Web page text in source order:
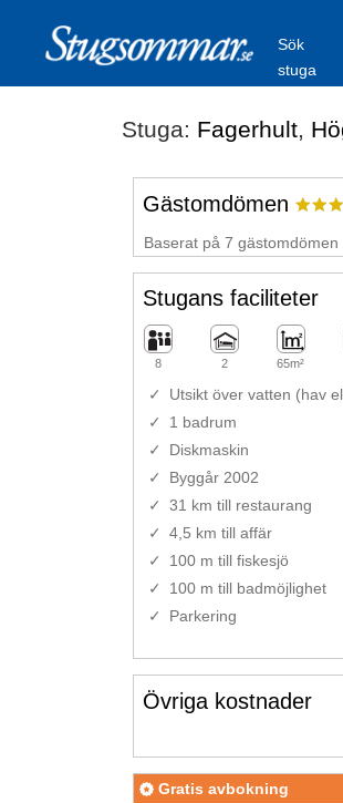
Sök
stuga
Stuga: Fagerhult,
Gästomdömen
Baserat på 7 gästomdömen
Stugans faciliteter
8 2 65m²
Utsikt över vatten (hav
1 badrum
Diskmaskin
Byggår 2002
31 km till restaurang
4,5 km till affär
100 m till fiskesjö
100 m till badmöjlighet
Parkering
Övriga kostnader
Gratis avbokning